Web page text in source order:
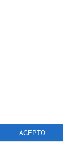
ACEPTO